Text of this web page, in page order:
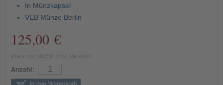
In Münzkapsel
VEB Münze Berlin
125,00 €
Anzahl: